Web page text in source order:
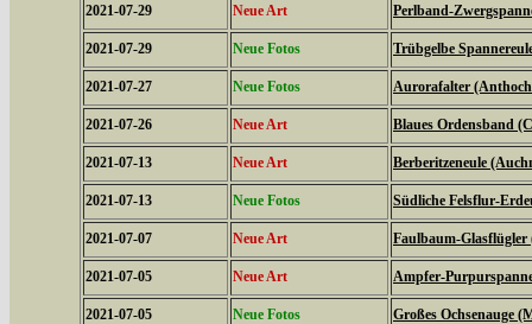
2021-07-29 Neue Art Perlband-
2021-07-29 Neue Fotos Trübgelbe
2021-07-27 Neue Fotos Aurorafalter
2021-07-26 Neue Art Blaues Ordensband
2021-07-13 Neue Art Berberitzeneule
2021-07-13 Neue Fotos Südliche Felsflur-
2021-07-07 Neue Art Faulbaum-
2021-07-05 Neue Art Ampfer-
2021-07-05 Neue Fotos Großes Ochsenauge